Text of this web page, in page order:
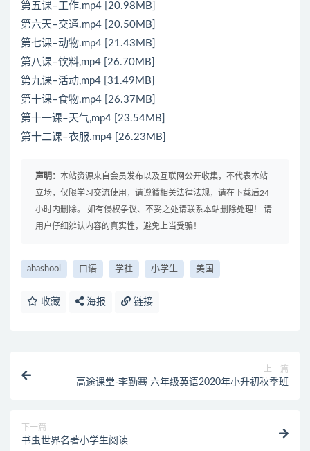
第五课–工作.mp4 [20.98MB]
第六天–交通.mp4 [20.50MB]
第七课–动物.mp4 [21.43MB]
第八课–饮料,mp4 [26.70MB]
第九课–活动,mp4 [31.49MB]
第十课–食物.mp4 [26.37MB]
第十一课–天气,mp4 [23.54MB]
第十二课–衣服.mp4 [26.23MB]
声明： 本站资源来自会员发布以及互联网公开收集，不代表本站
立场，仅限学习交流使用，请遵循相关法律法规，请在下载后24
小时内删除。 如有侵权争议、不妥之处请联系本站删除处理！ 请
用户仔细辨认内容的真实性，避免上当受骗！
ahashool 口语 学社 小学生 美国
收藏 海报 链接
上一篇
高途课堂-李勤骞 六年级英语2020年小升初秋季班
下一篇
书虫世界名著小学生阅读